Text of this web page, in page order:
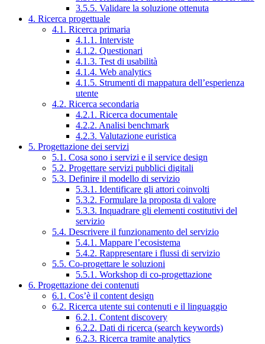
3.5.5. Validare la soluzione ottenuta
4. Ricerca progettuale
4.1. Ricerca primaria
4.1.1. Interviste
4.1.2. Questionari
4.1.3. Test di usabilità
4.1.4. Web analytics
4.1.5. Strumenti di mappatura dell’esperienza
utente
4.2. Ricerca secondaria
4.2.1. Ricerca documentale
4.2.2. Analisi benchmark
4.2.3. Valutazione euristica
5. Progettazione dei servizi
5.1. Cosa sono i servizi e il service design
5.2. Progettare servizi pubblici digitali
5.3. Definire il modello di servizio
5.3.1. Identificare gli attori coinvolti
5.3.2. Formulare la proposta di valore
5.3.3. Inquadrare gli elementi costitutivi del
servizio
5.4. Descrivere il funzionamento del servizio
5.4.1. Mappare l’ecosistema
5.4.2. Rappresentare i flussi di servizio
5.5. Co-progettare le soluzioni
5.5.1. Workshop di co-progettazione
6. Progettazione dei contenuti
6.1. Cos’è il content design
6.2. Ricerca utente sui contenuti e il linguaggio
6.2.1. Content discovery
6.2.2. Dati di ricerca (search keywords)
6.2.3. Ricerca tramite analytics